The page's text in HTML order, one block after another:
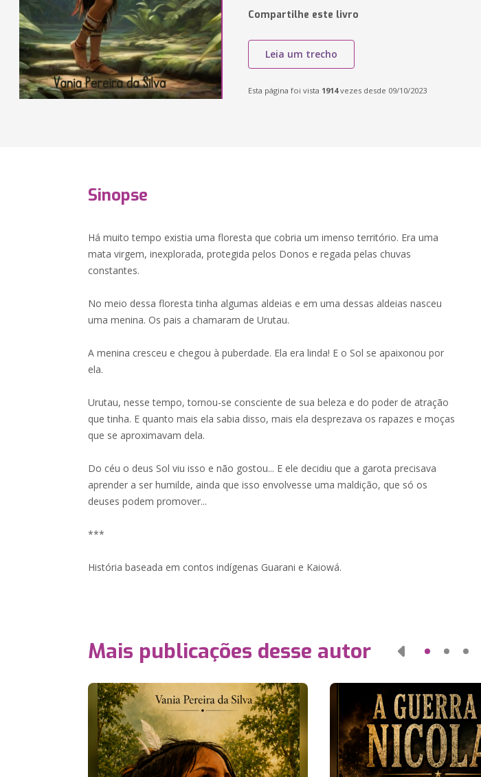
Compartilhe este livro
Leia um trecho
Esta página foi vista 1914vezes desde 09/10/2023
Sinopse
Há muito tempo existia uma floresta que cobria um imenso território. Era uma
mata virgem, inexplorada, protegida pelos Donos e regada pelas chuvas
constantes.
No meio dessa floresta tinha algumas aldeias e em uma dessas aldeias nasceu
uma menina. Os pais a chamaram de Urutau.
A menina cresceu e chegou à puberdade. Ela era linda! E o Sol se apaixonou por
ela.
Urutau, nesse tempo, tornou-se consciente de sua beleza e do poder de atração
que tinha. E quanto mais ela sabia disso, mais ela desprezava os rapazes e moças
que se aproximavam dela.
Do céu o deus Sol viu isso e não gostou... E ele decidiu que a garota precisava
aprender a ser humilde, ainda que isso envolvesse uma maldição, que só os
deuses podem promover...
***
História baseada em contos indígenas Guarani e Kaiowá.
Mais publicações desse autor